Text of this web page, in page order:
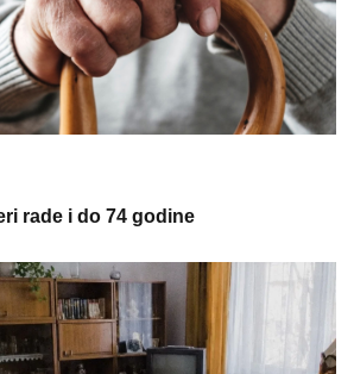
rade i do 74 godine